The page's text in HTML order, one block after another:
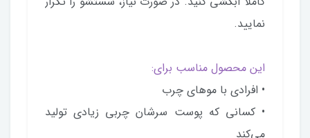
نمایید.
این محصول مناسب برای:
• افرادی با موهای چرب
• کسانی که پوست سرشان چربی زیادی تولید
می‌کند